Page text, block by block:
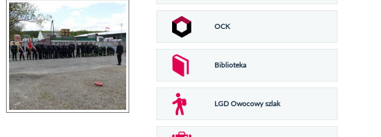
OCK
Biblioteka
LGD Owocowy szlak